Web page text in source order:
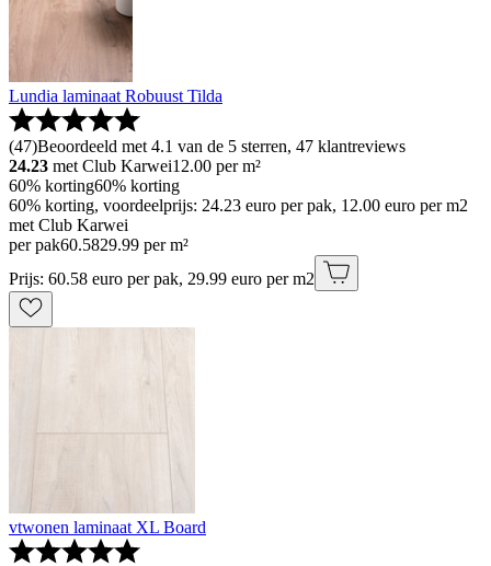
Lundia laminaat Robuust Tilda
(47)Beoordeeld met 4.1 van de 5 sterren, 47 klantreviews
24.23 met Club Karwei12.00 per m²
60% korting60% korting
60% korting, voordeelprijs: 24.23 euro per pak, 12.00 euro per m2
met Club Karwei
per pak60.5829.99 per m²
Prijs: 60.58 euro per pak, 29.99 euro per m2
vtwonen laminaat XL Board